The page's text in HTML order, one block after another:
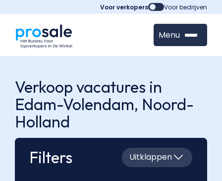
Voor verkopers Voor bedrijven
Menu
Verkoop vacatures in
Edam-Volendam, Noord-
Holland
Filters
Uitklappen